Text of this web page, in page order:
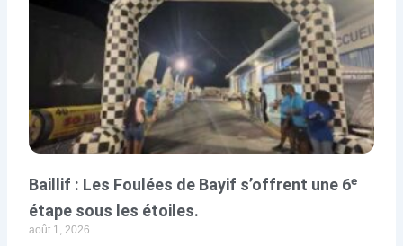
Baillif : Les Foulées de Bayif s’offrent une 6ᵉ
étape sous les étoiles.
août 1, 2026